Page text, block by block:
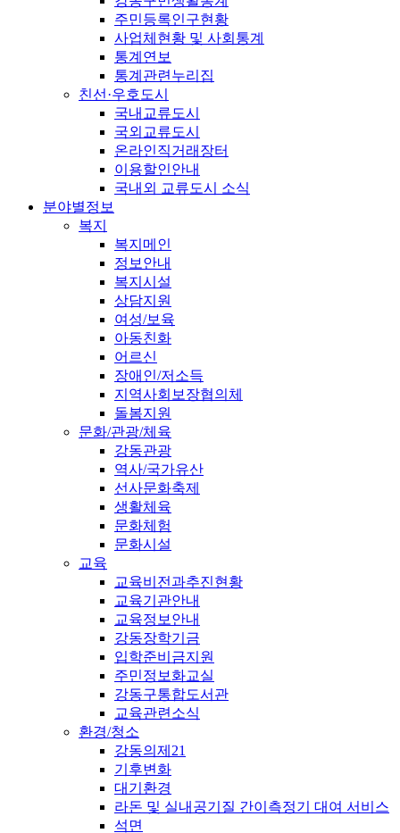
주민등록인구현황
사업체현황 및 사회통계
통계연보
통계관련누리집
친선·우호도시
국내교류도시
국외교류도시
온라인직거래장터
이용할인안내
국내외 교류도시 소식
분야별정보
복지
복지메인
정보안내
복지시설
상담지원
여성/보육
아동친화
어르신
장애인/저소득
지역사회보장협의체
돌봄지원
문화/관광/체육
강동관광
역사/국가유산
선사문화축제
생활체육
문화체험
문화시설
교육
교육비전과추진현황
교육기관안내
교육정보안내
강동장학기금
입학준비금지원
주민정보화교실
강동구통합도서관
교육관련소식
환경/청소
강동의제21
기후변화
대기환경
라돈 및 실내공기질 간이측정기 대여 서비스
석면